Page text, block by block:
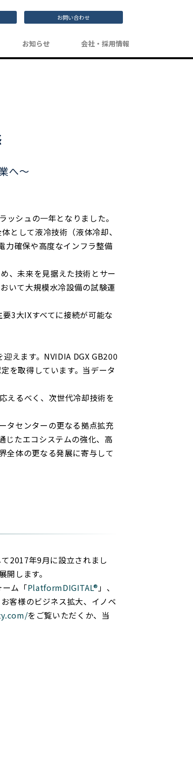
お問い合わせ
お知らせ 会社・採用情報
へ～
シュの一年となりました。
として液冷技術（液体冷却、
力確保や高度なインフラ整備
、未来を見据えた技術とサー
いて大規模水冷設備の試験運
要3大IXすべてに接続が可能な
えます。 NVIDIA DGX GB200
を取得しています。当データ
えるべく、次世代冷却技術を
タセンターの更なる拠点拡充
じたエコシステムの強化、高
全体の更なる発展に寄与して
2017年9月に設立されまし
します。
ム「PlatformDIGITAL®」、
客様のビジネス拡大、イノベ
をご覧いただくか、当